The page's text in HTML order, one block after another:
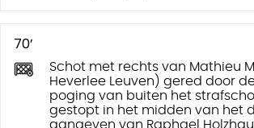
70’
Schot met rechts van Mathieu
Heverlee Leuven) gered door
poging van buiten het
gestopt in het midden van het
aangeven van Raphael